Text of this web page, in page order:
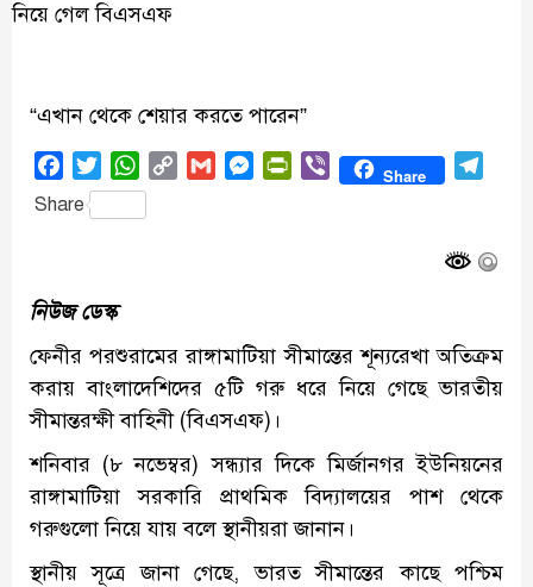
“এখান থেকে শেয়ার করতে পারেন”
FacebookTwitterWhatsApp
Copy
Gmail MessengerPrintFriendly
Viber Share
Share
নিউজ ডেস্ক
ফেনীর পরশুরামের রাঙ্গামাটিয়া সীমান্তের শূন্যরেখা অতিক্রম
করায় বাংলাদেশিদের ৫টি গরু ধরে নিয়ে গেছে ভারতীয়
সীমান্তরক্ষী বাহিনী (বিএসএফ)।
শনিবার (৮ নভেম্বর) সন্ধ্যার দিকে মির্জানগর ইউনিয়নের
রাঙ্গামাটিয়া সরকারি প্রাথমিক বিদ্যালয়ের পাশ থেকে
গরুগুলো নিয়ে যায় বলে স্থানীয়রা জানান।
স্থানীয় সূত্রে জানা গেছে, ভারত সীমান্তের কাছে পশ্চিম